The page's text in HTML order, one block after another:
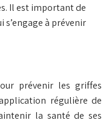
Il est important de
à prévenir
prévenir les griffes
régulière de
la santé de ses